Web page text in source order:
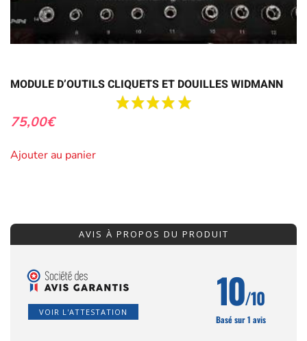
MODULE D’OUTILS CLIQUETS ET DOUILLES WIDMANN
75,00€
Ajouter au panier
AVIS À PROPOS DU PRODUIT
VOIR L'ATTESTATION 10/10
Basé sur 1 avis